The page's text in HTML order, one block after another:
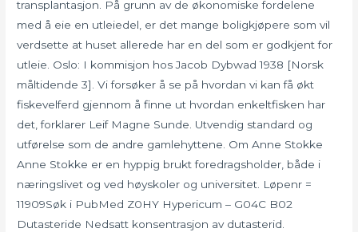
transplantasjon. På grunn av de økonomiske fordelene
med å eie en utleiedel, er det mange boligkjøpere som vil
verdsette at huset allerede har en del som er godkjent for
utleie. Oslo: I kommisjon hos Jacob Dybwad 1938 [Norsk
måltidende 3]. Vi forsøker å se på hvordan vi kan få økt
fiskevelferd gjennom å finne ut hvordan enkeltfisken har
det, forklarer Leif Magne Sunde. Utvendig standard og
utførelse som de andre gamlehyttene. Om Anne Stokke
Anne Stokke er en hyppig brukt foredragsholder, både i
næringslivet og ved høyskoler og universitet. Løpenr =
11909Søk i PubMed Z0HY Hypericum – G04C B02
Dutasteride Nedsatt konsentrasjon av dutasterid.